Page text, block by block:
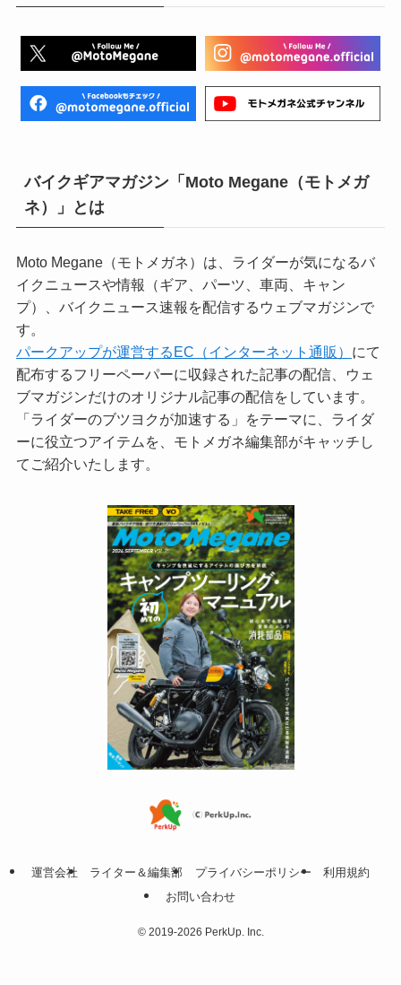
バイクギアマガジン「Moto Megane（モトメガ
ネ）」とは
Moto Megane（モトメガネ）は、ライダーが気になるバ
イクニュースや情報（ギア、パーツ、車両、キャン
プ）、バイクニュース速報を配信するウェブマガジンで
す。
パークアップが運営するEC（インターネット通販） にて
配布するフリーペーパーに収録された記事の配信、ウェ
ブマガジンだけのオリジナル記事の配信をしています。
「ライダーのブツヨクが加速する」をテーマに、ライダ
ーに役立つアイテムを、モトメガネ編集部がキャッチし
てご紹介いたします。
運営会社 ライター＆編集部 プライバシーポリシー
利用規約
お問い合わせ
©2019-2026 PerkUp. Inc.